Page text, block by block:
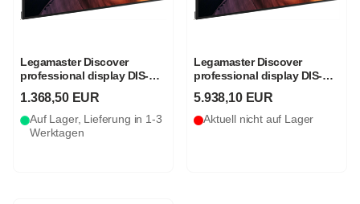
Legamaster Discover
professional display DIS-
1.368,50 EUR
Auf Lager, Lieferung in 1-3
Werktagen
Legamaster Discover
professional display DIS-
5.938,10 EUR
Aktuell nicht auf Lager